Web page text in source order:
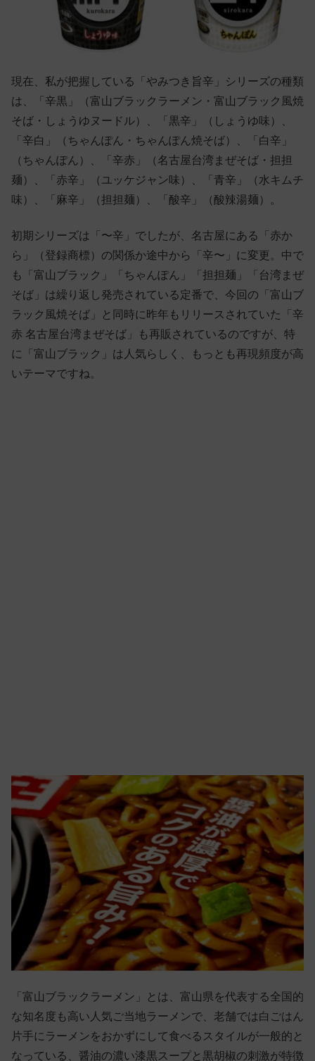
現在、私が把握している「やみつき旨辛」シリーズの種類
は、「辛黒」（富山ブラックラーメン・富山ブラック風焼
そば・しょうゆヌードル）、「黒辛」（しょうゆ味）、
「辛白」（ちゃんぽん・ちゃんぽん焼そば）、「白辛」
（ちゃんぽん）、「辛赤」（名古屋台湾まぜそば・担担
麺）、「赤辛」（ユッケジャン味）、「青辛」（水キムチ
味）、「麻辛」（担担麺）、「酸辛」（酸辣湯麺）。
初期シリーズは「〜辛」でしたが、名古屋にある「赤か
ら」（登録商標）の関係か途中から「辛〜」に変更。中で
も「富山ブラック」「ちゃんぽん」「担担麺」「台湾まぜ
そば」は繰り返し発売されている定番で、今回の「富山ブ
ラック風焼そば」と同時に昨年もリリースされていた「辛
赤 名古屋台湾まぜそば」も再販されているのですが、特
に「富山ブラック」は人気らしく、もっとも再現頻度が高
いテーマですね。
「富山ブラックラーメン」とは、富山県を代表する全国的
な知名度も高い人気ご当地ラーメンで、老舗では白ごはん
片手にラーメンをおかずにして食べるスタイルが一般的と
なっている、醤油の濃い漆黒スープと黒胡椒の刺激が特徴